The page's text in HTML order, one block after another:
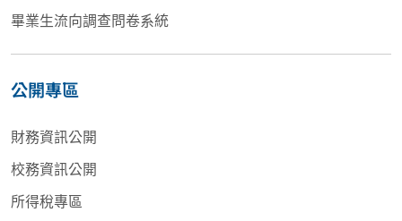
畢業生流向調查問卷系統
公開專區
財務資訊公開
校務資訊公開
所得稅專區